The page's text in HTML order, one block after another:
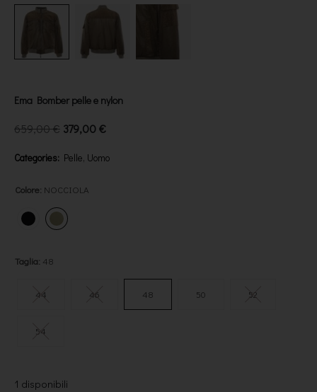
Ema Bomber pelle e nylon
659,00€ 379,00€
Categories: Pelle, Uomo
Colore: NOCCIOLA
Taglia: 48
44 46 48 50 52
54
1 disponibili